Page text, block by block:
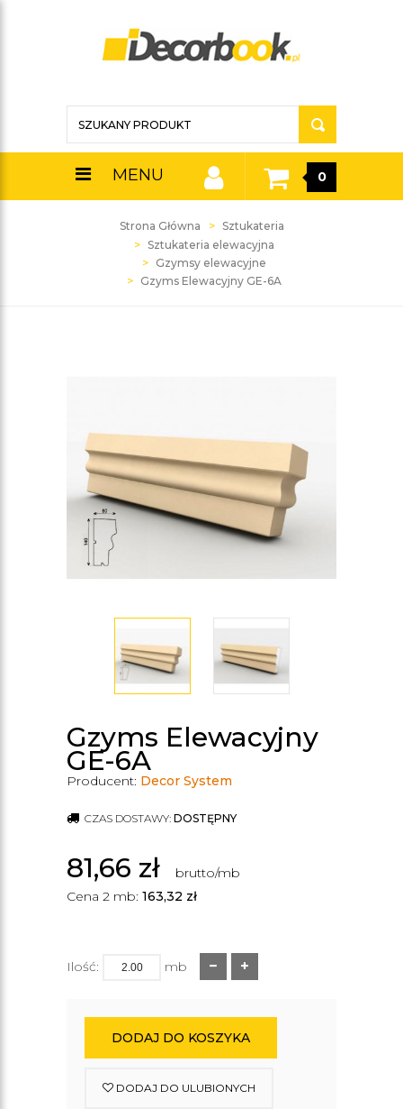
MENU 0
Strona Główna
Sztukateria
Sztukateria elewacyjna
Gzymsy elewacyjne
Gzyms Elewacyjny GE-6A
Gzyms Elewacyjny
GE-6A
Producent: Decor System
CZAS DOSTAWY: DOSTĘPNY
81,66 zł
brutto/mb
Cena 2 mb: 163,32 zł
Ilość: mb
DODAJ DO KOSZYKA
DODAJ DO ULUBIONYCH